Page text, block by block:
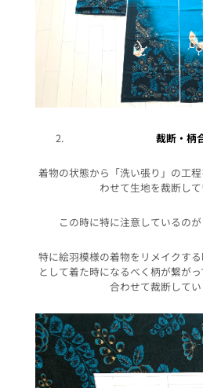
裁断・柄
着物の状態から「洗い張り」の工
わせて生地を裁断して
この時に特に注意しているのが
特に絵羽模様の着物をリメイクする
として着た時になるべく柄が繋が
合わせて裁断してい